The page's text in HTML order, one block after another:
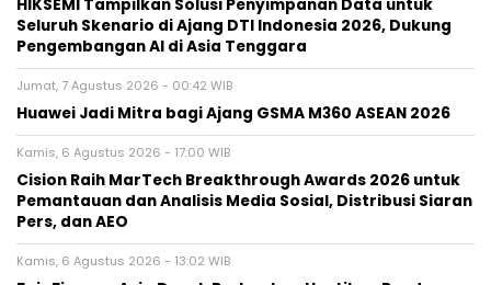
HIKSEMI Tampilkan Solusi Penyimpanan Data untuk
Seluruh Skenario di Ajang DTI Indonesia 2026, Dukung
Pengembangan AI di Asia Tenggara
Jumat, 7 Agustus 2026 - 00:42 WIB
Huawei Jadi Mitra bagi Ajang GSMA M360 ASEAN 2026
Kamis, 6 Agustus 2026 - 17:00 WIB
Cision Raih MarTech Breakthrough Awards 2026 untuk
Pemantauan dan Analisis Media Sosial, Distribusi Siaran
Pers, dan AEO
Kamis, 6 Agustus 2026 - 13:02 WIB